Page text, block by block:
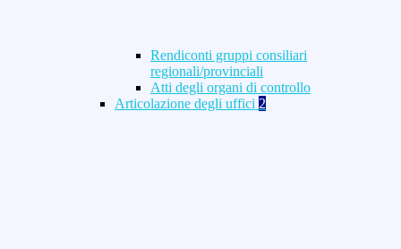
Rendiconti gruppi consiliari
regionali/provinciali
Atti degli organi di controllo
Articolazione degli uffici 2